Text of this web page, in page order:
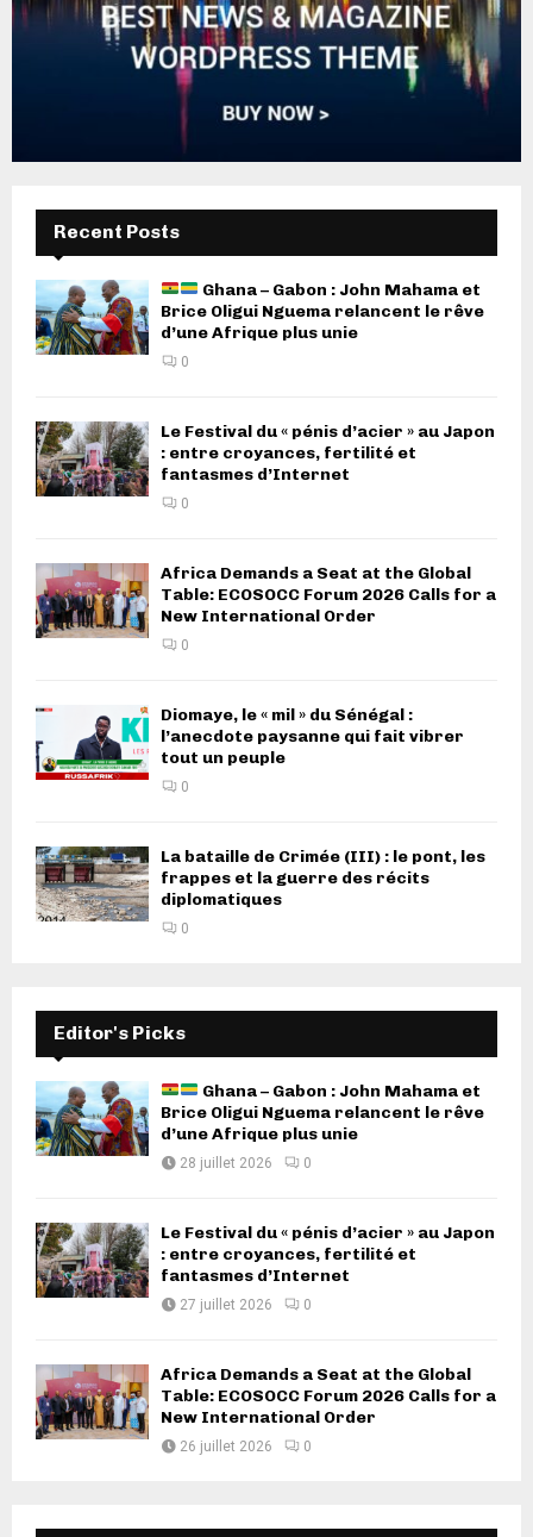
Recent Posts
Ghana – Gabon : John Mahama et
Brice Oligui Nguema relancent le rêve
d’une Afrique plus unie
0
Le Festival du « pénis d’acier » au Japon
: entre croyances, fertilité et
fantasmes d’Internet
0
Africa Demands a Seat at the Global
Table: ECOSOCC Forum 2026 Calls for a
New International Order
0
Diomaye, le « mil » du Sénégal :
l’anecdote paysanne qui fait vibrer
tout un peuple
0
La bataille de Crimée (III) : le pont, les
frappes et la guerre des récits
diplomatiques
0
Editor's Picks
Ghana – Gabon : John Mahama et
Brice Oligui Nguema relancent le rêve
d’une Afrique plus unie
28 juillet 2026 0
Le Festival du « pénis d’acier » au Japon
: entre croyances, fertilité et
fantasmes d’Internet
27 juillet 2026 0
Africa Demands a Seat at the Global
Table: ECOSOCC Forum 2026 Calls for a
New International Order
26 juillet 2026 0